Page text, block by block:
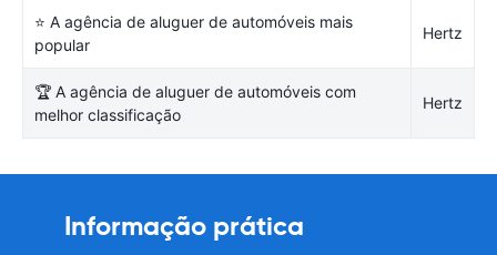
⭐ A agência de aluguer de automóveis mais
popular
Hertz
🏆 A agência de aluguer de automóveis com
melhor classificação
Hertz
Informação prática